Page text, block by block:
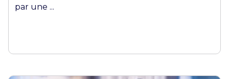
par une ...